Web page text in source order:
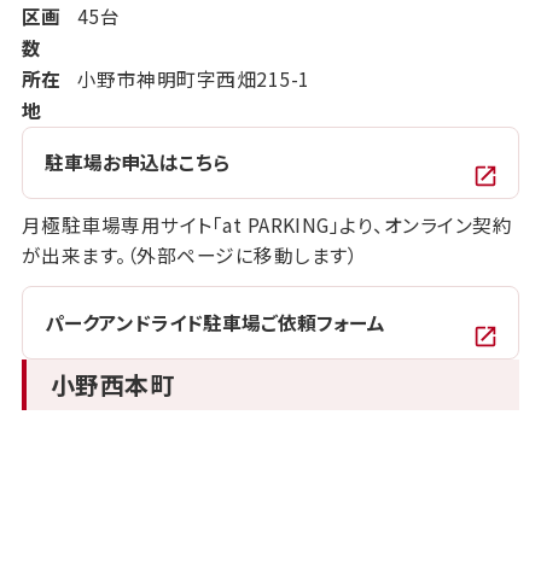
区画
数
45台
所在
地
小野市神明町字西畑215-1
駐車場お申込はこちら
月極駐車場専用サイト「at PARKING」より、オンライン契約
が出来ます。（外部ページに移動します）
パークアンドライド駐車場ご依頼フォーム
小野西本町